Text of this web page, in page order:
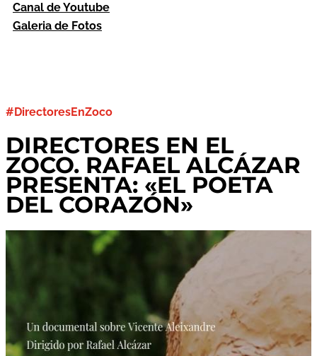
Canal de Youtube
Galeria de Fotos
#DirectoresEnZoco
DIRECTORES EN EL
ZOCO. RAFAEL ALCÁZAR
PRESENTA: «EL POETA
DEL CORAZÓN»